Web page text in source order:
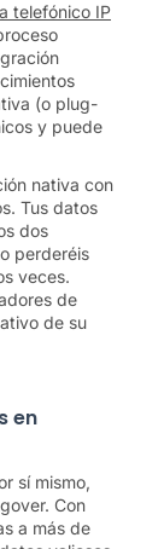
telefónico IP
(o plug-
y puede
nativa con
Tus datos
dos
perderéis
veces.
de
de su
en
sí mismo,
Con
a más de